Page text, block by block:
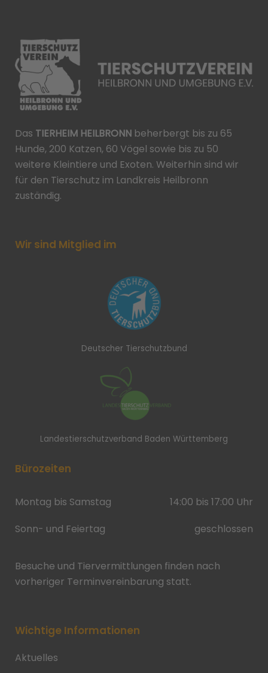
Das TIERHEIM HEILBRONN beherbergt bis zu 65
Hunde, 200 Katzen, 60 Vögel sowie bis zu 50
weitere Kleintiere und Exoten. Weiterhin sind wir
für den Tierschutz im Landkreis Heilbronn
zuständig.
Wir sind Mitglied im
Deutscher Tierschutzbund
Landestierschutzverband Baden Württemberg
Bürozeiten
Montag bis Samstag
14:00 bis 17:00 Uhr
Sonn- und Feiertag
geschlossen
Besuche und Tiervermittlungen finden nach
vorheriger Terminvereinbarung statt.
Wichtige Informationen
Aktuelles